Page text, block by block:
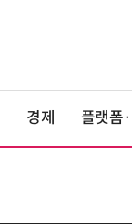
경제 플랫폼